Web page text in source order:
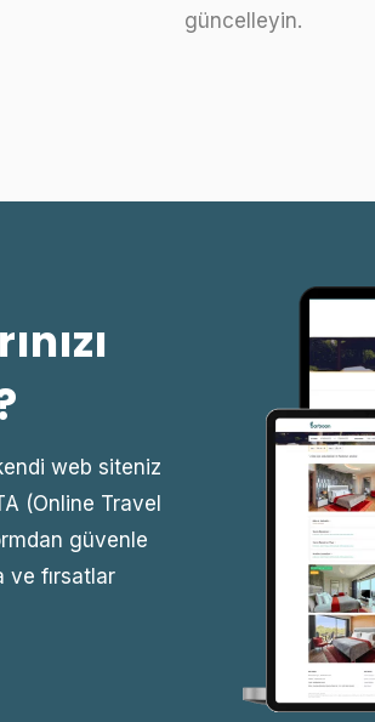
güncelleyin.
web siteniz
(Online Travel
güvenle
ve fırsatlar